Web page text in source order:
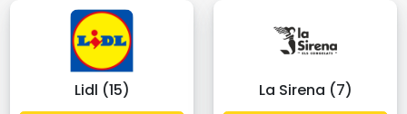
Lidl (15) La Sirena (7)